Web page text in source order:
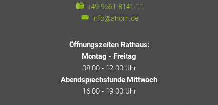
+49 9561 8141-11
info@ahorn.de
Öffnungszeiten Rathaus:
Montag - Freitag
08.00 - 12.00 Uhr
Abendsprechstunde Mittwoch
16.00 - 19.00 Uhr